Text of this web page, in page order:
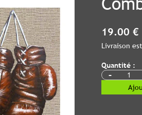
19.00 €
Livraison
Quantité :
-